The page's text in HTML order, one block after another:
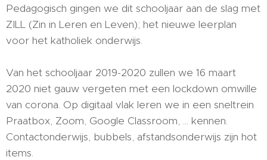
Pedagogisch gingen we dit schooljaar aan de slag met
ZILL (Zin in Leren en Leven); het nieuwe leerplan
voor het katholiek onderwijs.
Van het schooljaar 2019-2020 zullen we 16 maart
2020 niet gauw vergeten met een lockdown omwille
van corona. Op digitaal vlak leren we in een sneltrein
Praatbox, Zoom, Google Classroom, ... kennen.
Contactonderwijs, bubbels, afstandsonderwijs zijn hot
items.